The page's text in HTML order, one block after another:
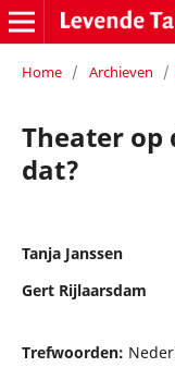
Home / Archieven /
Theater op
dat?
Tanja Janssen
Gert Rijlaarsdam
Trefwoorden: